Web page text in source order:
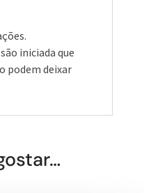
iniciada que
podem deixar